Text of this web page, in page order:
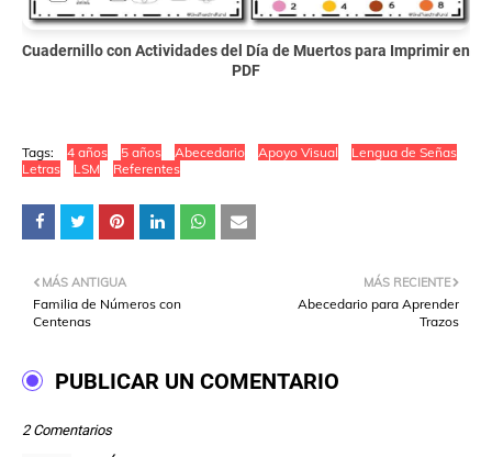
Cuadernillo con Actividades del Día de Muertos para Imprimir en
PDF
Tags: 4 años 5 años Abecedario Apoyo Visual
Lengua de Señas
Letras
LSM Referentes
MÁS RECIENTE
Abecedario para Aprender
Trazos
MÁS ANTIGUA
Familia de Números con
Centenas
PUBLICAR UN COMENTARIO
2 Comentarios